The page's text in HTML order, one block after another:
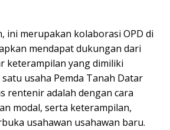
ini merupakan kolaborasi OPD di
mendapat dukungan dari
keterampilan yang dimiliki
usaha Pemda Tanah Datar
rentenir adalah dengan cara
modal, serta keterampilan,
usahawan usahawan baru.